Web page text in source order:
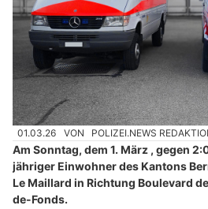
01.03.26 VON POLIZEI.NEWS
Am Sonntag, dem 1. März , gegen
jähriger Einwohner des Kantons
Le Maillard in Richtung Boulevard
de-Fonds.